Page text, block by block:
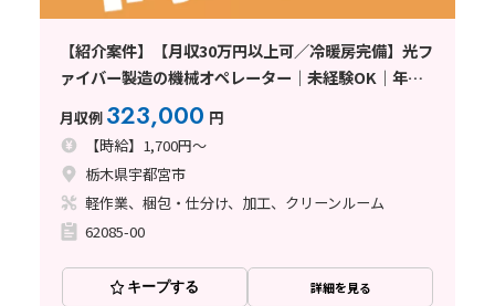
【紹介案件】【月収30万円以上可／冷暖房完備】光フ
ァイバー製造の機械オペレーター｜未経験OK｜年間
休日139日｜20代〜40代男女活躍中｜高時給1700円｜
寮費補助あり〈栃木県宇都宮市〉
月収例 323,000 円
【時給】1,700円～
栃木県宇都宮市
軽作業、梱包・仕分け、加工、クリーンルーム
62085-00
キープする 詳細を見る